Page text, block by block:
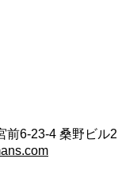
前6-23-4 桑野ビル2